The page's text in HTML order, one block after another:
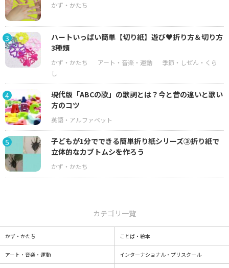
3
ハートいっぱい簡単【切り紙】遊び♥折り方＆切り方
3種類
4
現代版「ABCの歌」の歌詞とは？今と昔の違いと歌い
方のコツ
5
子どもが1分でできる簡単折り紙シリーズ③折り紙で
立体的なカブトムシを作ろう
カテゴリ一覧
かず・かたち ことば・絵本
アート・音楽・運動 インターナショナル・プリスクール